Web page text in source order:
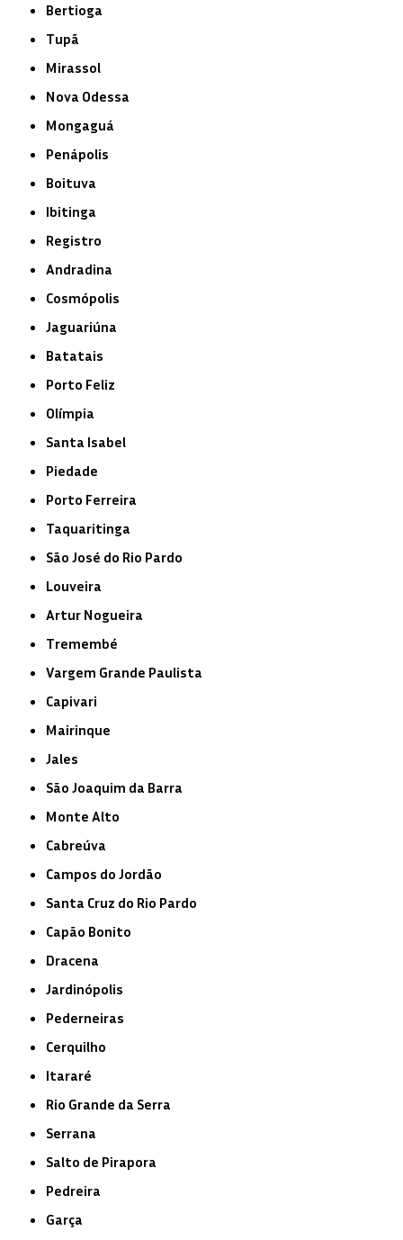
Bertioga
Tupã
Mirassol
Nova Odessa
Mongaguá
Penápolis
Boituva
Ibitinga
Registro
Andradina
Cosmópolis
Jaguariúna
Batatais
Porto Feliz
Olímpia
Santa Isabel
Piedade
Porto Ferreira
Taquaritinga
São José do Rio Pardo
Louveira
Artur Nogueira
Tremembé
Vargem Grande Paulista
Capivari
Mairinque
Jales
São Joaquim da Barra
Monte Alto
Cabreúva
Campos do Jordão
Santa Cruz do Rio Pardo
Capão Bonito
Dracena
Jardinópolis
Pederneiras
Cerquilho
Itararé
Rio Grande da Serra
Serrana
Salto de Pirapora
Pedreira
Garça